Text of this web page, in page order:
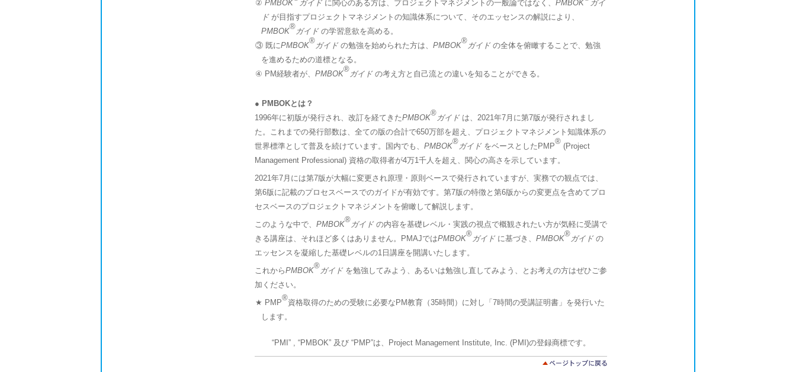
② PMBOK ガイドに関心のある方は、プロジェクトマネジメントの一般論ではなく、 PMBOK
ガイ
ドが目指すプロジェクトマネジメントの知識体系について、そのエッセンスの解説により、
PMBOK
®
ガイドの学習意欲を高める。
③ 既にPMBOK
®
ガイドの勉強を始められた方は、 PMBOK
®
ガイドの全体を俯瞰することで、勉強
を進めるための道標となる。
④ PM経験者が、 PMBOK
®
ガイドの考え方と自己流との違いを知ることができる。
● PMBOKとは？
1996年に初版が発行され、改訂を経てきたPMBOK
®
ガイドは、2021年7月に第7版が発行されまし
た。これまでの発行部数は、全ての版の合計で650万部を超え、プロジェクトマネジメント知識体系の
世界標準として普及を続けています。国内でも、 PMBOK
®
ガイドをベースとしたPMP
®
(Project
Management Professional) 資格の取得者が4万1千人を超え、関心の高さを示しています。
2021年7月には第7版が大幅に変更され原理・原則ベースで発行されていますが、実務での観点では、
第6版に記載のプロセスベースでのガイドが有効です。第7版の特徴と第6版からの変更点を含めてプロ
セスベースのプロジェクトマネジメントを俯瞰して解説します。
このような中で、 PMBOK
®
ガイドの内容を基礎レベル・実践の視点で概観されたい方が気軽に受講で
きる講座は、それほど多くはありません。PMAJではPMBOK
®
ガイドに基づき、 PMBOK
®
ガイドの
エッセンスを凝縮した基礎レベルの1日講座を開講いたします。
これからPMBOK
®
ガイドを勉強してみよう、あるいは勉強し直してみよう、とお考えの方はぜひご参
加ください。
★ PMP
®
資格取得のための受験に必要なPM教育（35時間）に対し「7時間の受講証明書」を発行いた
します。
“PMI” , “PMBOK” 及び “PMP”は、Project Management Institute, Inc. (PMI)の登録商標です。